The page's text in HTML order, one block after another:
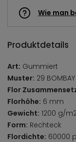
Wie man
Produktdetails
Art: Gummiert
Muster: 29
Flor
Florhöhe: 6 mm
Gewicht: 1200 g/
Form: Rechteck
Flordichte: 60000